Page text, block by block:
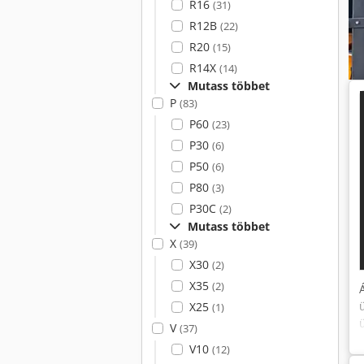
R16 (31)
R12B (22)
R20 (15)
R14X (14)
Mutass többet
P (83)
P60 (23)
P30 (6)
P50 (6)
P80 (3)
P30C (2)
Mutass többet
X (39)
X30 (2)
X35 (2)
X25 (1)
V(37)
V10 (12)